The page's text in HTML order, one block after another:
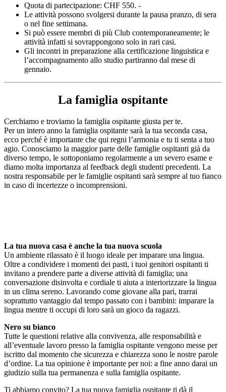
Quota di partecipazione: CHF 550. -
Le attività possono svolgersi durante la pausa pranzo, di sera
o nel fine settimana.
Si può essere membri di più Club contemporaneamente; le
attività infatti si sovrappongono solo in rari casi.
Gli incontri in preparazione alla certificazione linguistica e
l’accompagnamento allo studio partiranno dal mese di
gennaio.
La famiglia ospitante
Cerchiamo e troviamo la famiglia ospitante giusta per te.
Per un intero anno la famiglia ospitante sarà la tua seconda casa,
ecco perché è importante che qui regni l’armonia e tu ti senta a tuo
agio. Conosciamo la maggior parte delle famiglie ospitanti già da
diverso tempo, le sottoponiamo regolarmente a un severo esame e
diamo molta importanza al feedback degli studenti precedenti. La
nostra responsabile per le famiglie ospitanti sarà sempre al tuo fianco
in caso di incertezze o incomprensioni.
La tua nuova casa è anche la tua nuova scuola
Un ambiente rilassato è il luogo ideale per imparare una lingua.
Oltre a condividere i momenti dei pasti, i tuoi genitori ospitanti ti
invitano a prendere parte a diverse attività di famiglia; una
conversazione disinvolta e cordiale ti aiuta a interiorizzare la lingua
in un clima sereno. Lavorando come giovane alla pari, trarrai
soprattutto vantaggio dal tempo passato con i bambini: imparare la
lingua mentre ti occupi di loro sarà un gioco da ragazzi.
Nero su bianco
Tutte le questioni relative alla convivenza, alle responsabilità e
all’eventuale lavoro presso la famiglia ospitante vengono messe per
iscritto dal momento che sicurezza e chiarezza sono le nostre parole
d’ordine. La tua opinione è importante per noi: a fine anno darai un
giudizio sulla tua permanenza e sulla famiglia ospitante.
Ti abbiamo convito? La tua nuova famiglia ospitante ti dà il